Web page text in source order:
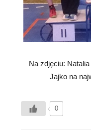
Na zdjęciu:
Jajko na
0